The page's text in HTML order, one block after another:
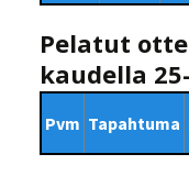
Pelatut
kaudella
Pvm Tapahtuma